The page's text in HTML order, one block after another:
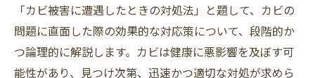
「カビ被害に遭遇したときの対処法」と題して、カビの
問題に直面した際の効果的な対応策について、段階的か
つ論理的に解説します。カビは健康に悪影響を及ぼす可
能性があり、見つけ次第、迅速かつ適切な対処が求めら